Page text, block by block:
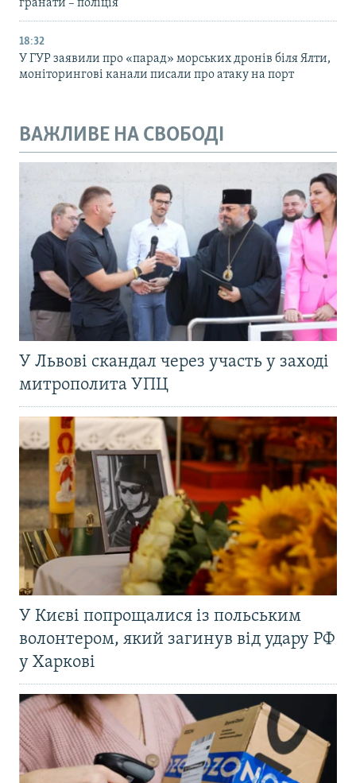
гранати – поліція
18:32
У ГУР заявили про «парад» морських дронів біля Ялти,
моніторингові канали писали про атаку на порт
ВАЖЛИВЕ НА СВОБОДІ
У Львові скандал через участь у заході
митрополита УПЦ
У Києві попрощалися із польським
волонтером, який загинув від удару РФ
у Харкові